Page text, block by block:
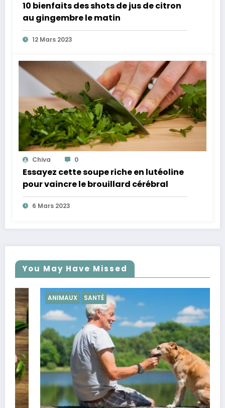
10 bienfaits des shots de jus de citron
au gingembre le matin
12 Mars 2023
Chiva 0
Essayez cette soupe riche en lutéoline
pour vaincre le brouillard cérébral
6 Mars 2023
You May Have Missed
ANIMAUX SANTÉ